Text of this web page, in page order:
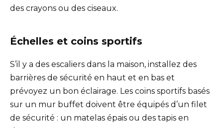
des crayons ou des ciseaux.
Échelles et coins sportifs
S’il y a des escaliers dans la maison, installez des
barrières de sécurité en haut et en bas et
prévoyez un bon éclairage. Les coins sportifs basés
sur un mur buffet doivent être équipés d’un filet
de sécurité : un matelas épais ou des tapis en